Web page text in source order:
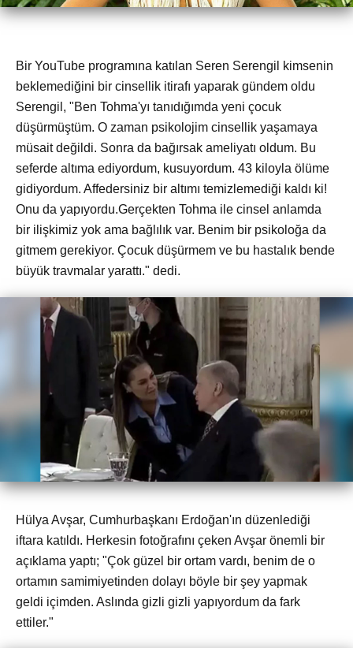
Bir YouTube programına katılan Seren Serengil kimsenin
beklemediğini bir cinsellik itirafı yaparak gündem oldu
Serengil, "Ben Tohma'yı tanıdığımda yeni çocuk
düşürmüştüm. O zaman psikolojim cinsellik yaşamaya
müsait değildi. Sonra da bağırsak ameliyatı oldum. Bu
seferde altıma ediyordum, kusuyordum. 43 kiloyla ölüme
gidiyordum. Affedersiniz bir altımı temizlemediği kaldı ki!
Onu da yapıyordu.Gerçekten Tohma ile cinsel anlamda
bir ilişkimiz yok ama bağlılık var. Benim bir psikoloğa da
gitmem gerekiyor. Çocuk düşürmem ve bu hastalık bende
büyük travmalar yarattı." dedi.
Hülya Avşar, Cumhurbaşkanı Erdoğan'ın düzenlediği
iftara katıldı. Herkesin fotoğrafını çeken Avşar önemli bir
açıklama yaptı; "Çok güzel bir ortam vardı, benim de o
ortamın samimiyetinden dolayı böyle bir şey yapmak
geldi içimden. Aslında gizli gizli yapıyordum da fark
ettiler."